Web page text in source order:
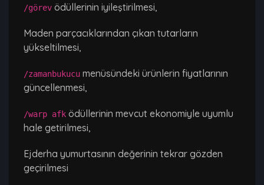
/görev ödüllerinin iyileştirilmesi,
Maden parçacıklarından çıkan tutarların
yükseltilmesi,
/zamanbukucu menüsündeki ürünlerin fiyatlarının
güncellenmesi,
/warp afk ödüllerinin mevcut ekonomiyle uyumlu
hale getirilmesi,
Ejderha yumurtasının değerinin tekrar gözden
geçirilmesi